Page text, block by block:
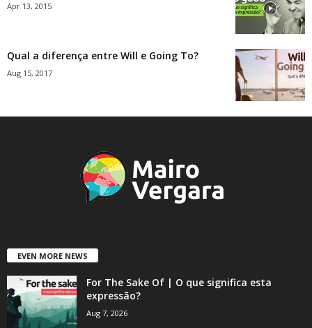
Apr 13, 2015
Qual a diferença entre Will e Going To?
Aug 15, 2017
EVEN MORE NEWS
For The Sake Of | O que significa esta
expressão?
Aug 7, 2026